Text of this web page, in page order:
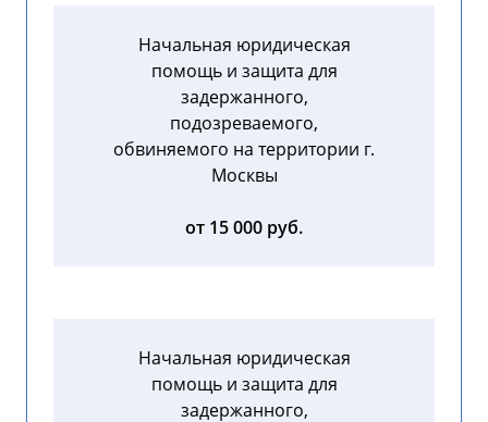
Начальная юридическая
помощь и защита для
задержанного,
подозреваемого,
обвиняемого на территории г.
Москвы
от 15 000 руб.
Начальная юридическая
помощь и защита для
задержанного,